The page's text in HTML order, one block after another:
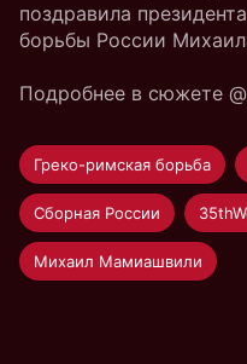
поздравила
борьбы России
Подробнее в сюжете
Греко-римская борьба
Сборная России
Михаил Мамиашвили